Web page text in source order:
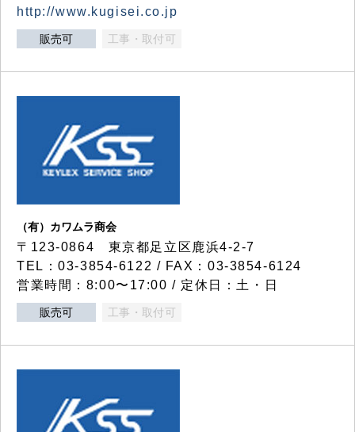
http://www.kugisei.co.jp
販売可 工事・取付可
（有）カワムラ商会
〒123-0864 東京都足立区鹿浜4-2-7
TEL：03-3854-6122 / FAX：03-3854-6124
営業時間：8:00〜17:00 / 定休日：土・日
販売可 工事・取付可